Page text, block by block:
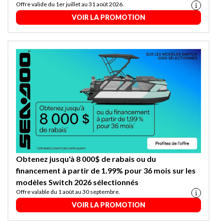
Offre valide du 1er juillet au 31 août 2026.
VOIR LA PROMOTION
Obtenez jusqu'à 8 000$ de rabais ou du
financement à partir de 1.99% pour 36 mois sur les
modèles Switch 2026 sélectionnés
Offre valable du 1 août au 30 septembre.
VOIR LA PROMOTION